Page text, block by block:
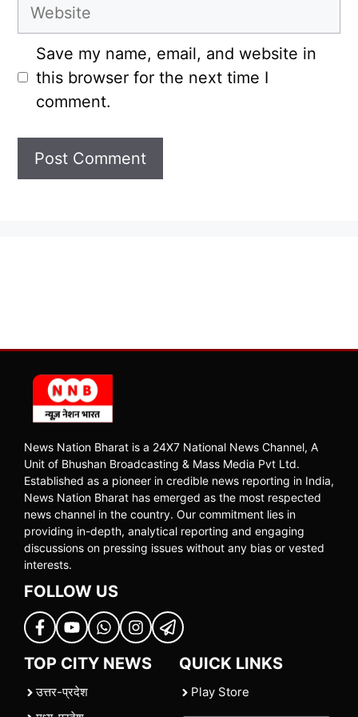
Save my name, email, and website in
this browser for the next time I
comment.
News Nation Bharat is a 24X7 National News Channel, A
Unit of Bhushan Broadcasting & Mass Media Pvt Ltd.
Established as a pioneer in credible news reporting in India,
News Nation Bharat has emerged as the most respected
news channel in the country. Our commitment lies in
providing in-depth, analytical reporting and engaging
discussions on pressing issues without any bias or vested
interests.
FOLLOW US
TOP CITY NEWS
उत्तर-प्रदेश
QUICK LINKS
Play Store